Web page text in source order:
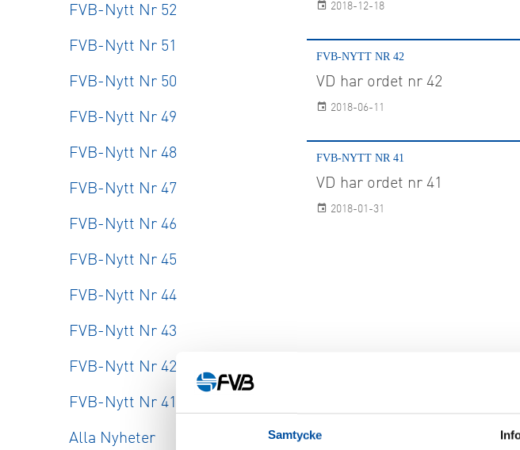
Samtycke
FVB-Nytt Nr 52
FVB-Nytt Nr 51
FVB-Nytt Nr 50
FVB-Nytt Nr 49
FVB-Nytt Nr 48
FVB-Nytt Nr 47
FVB-Nytt Nr 46
FVB-Nytt Nr 45
FVB-Nytt Nr 44
FVB-Nytt Nr 43
FVB-Nytt Nr 42
FVB-Nytt Nr 41
Alla Nyheter
2018-12-18
FVB-NYTT NR 42
VD har ordet nr 42
2018-06-11
FVB-NYTT NR 41
VD har ordet nr 41
2018-01-31